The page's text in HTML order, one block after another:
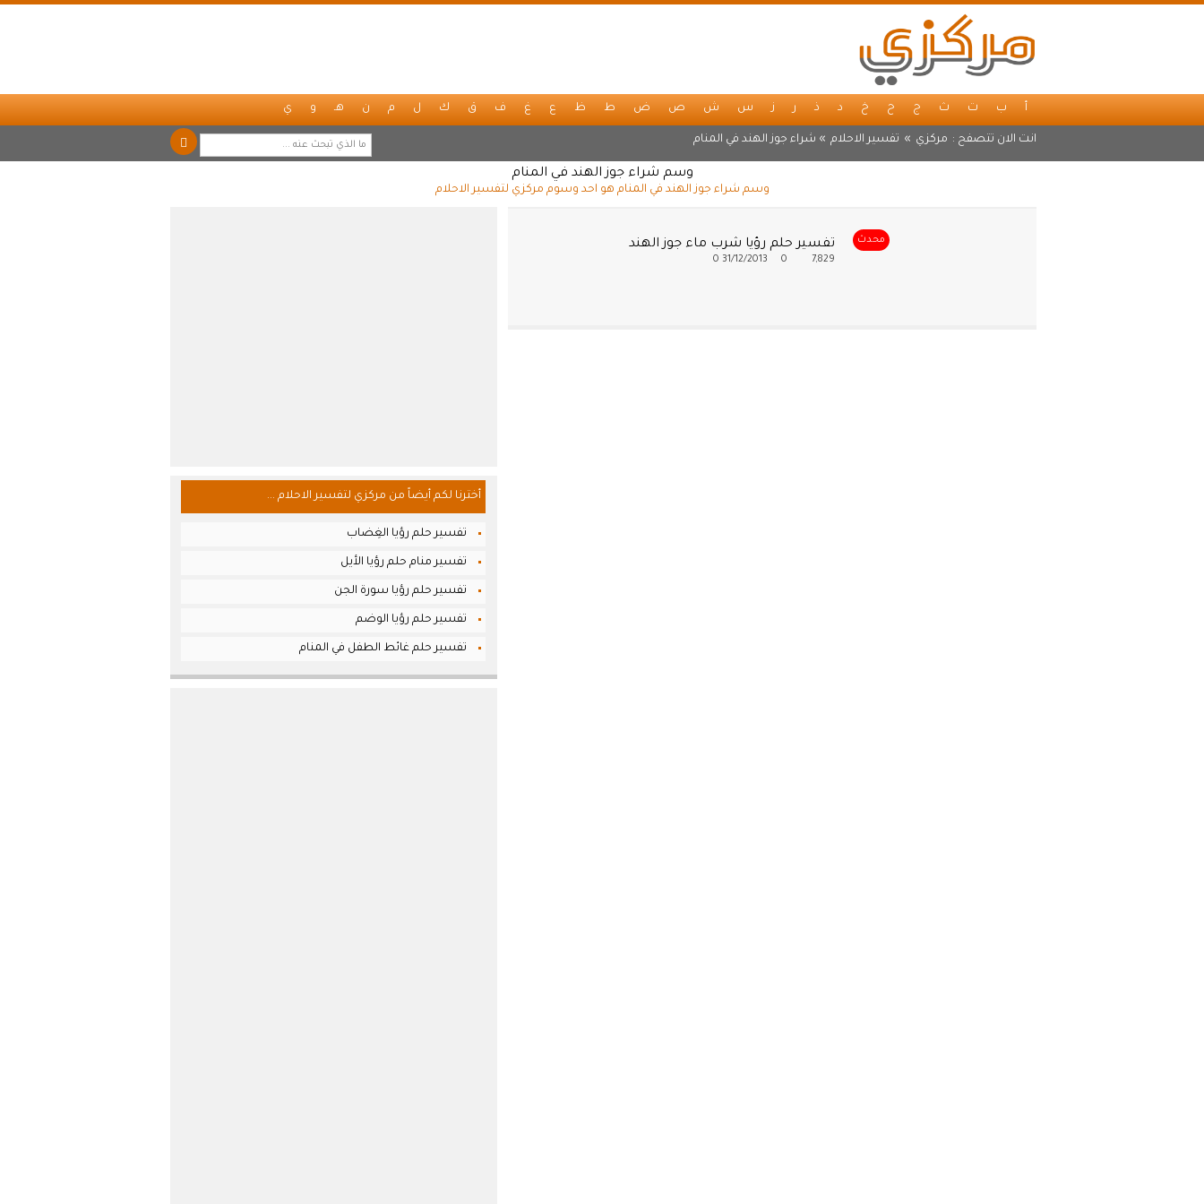
أ ب ت ث ج ح خ د ذ ر ز س ش ص ض ط ظ ع غ ف ق ك ل م ن هـ و ي
انت الان تتصفح : مركزي » تفسير الاحلام » شراء جوز الهند في المنام
وسم شراء جوز الهند في المنام
وسم شراء جوز الهند في المنام هو احد وسوم مركزي لتفسير الاحلام
محدث تفسير حلم رؤيا شرب ماء جوز الهند
7,829
31/12/2013
0
أخترنا لكم أيضاً من مركزي لتفسير الاحلام ...
تفسير حلم رؤيا الغِضاب
تفسير منام حلم رؤيا الأيل
تفسير حلم رؤيا سورة الجن
تفسير حلم رؤيا الوضم
تفسير حلم غائط الطفل في المنام